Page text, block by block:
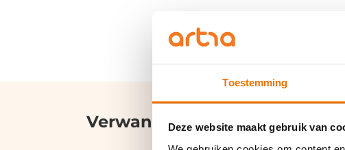
Toestemming
Deze website maakt gebruik van
Verwante termen en